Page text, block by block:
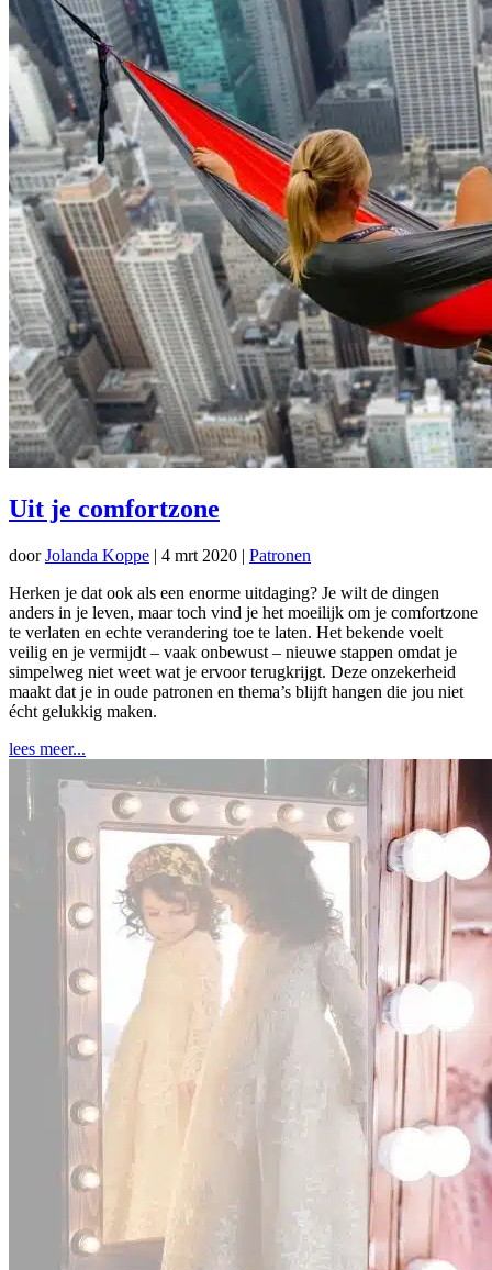
Uit je comfortzone
doorJolanda Koppe | 4 mrt 2020 | Patronen
Herken je dat ook als een enorme uitdaging? Je wilt de dingen
anders in je leven, maar toch vind je het moeilijk om je comfortzone
te verlaten en echte verandering toe te laten. Het bekende voelt
veilig en je vermijdt – vaak onbewust – nieuwe stappen omdat je
simpelweg niet weet wat je ervoor terugkrijgt. Deze onzekerheid
maakt dat je in oude patronen en thema’s blijft hangen die jou niet
écht gelukkig maken.
lees meer...